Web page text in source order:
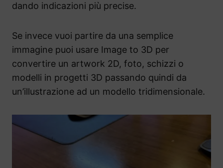
dando indicazioni più precise.
Se invece vuoi partire da una semplice
immagine puoi usare Image to 3D per
convertire un artwork 2D, foto, schizzi o
modelli in progetti 3D passando quindi da
un’illustrazione ad un modello tridimensionale.